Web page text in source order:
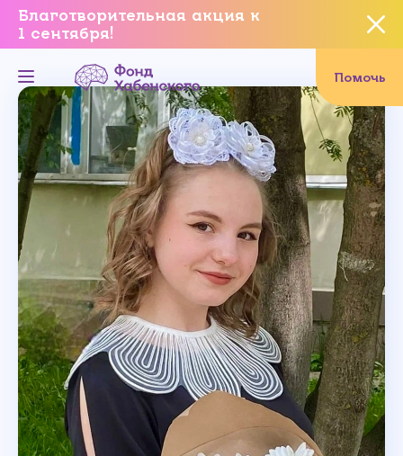
Благотворительная акция к
1 сентября!
Помочь
Вы уверены, что хотите
завершить данное событие?
Да, уверен
Нет, не хочу